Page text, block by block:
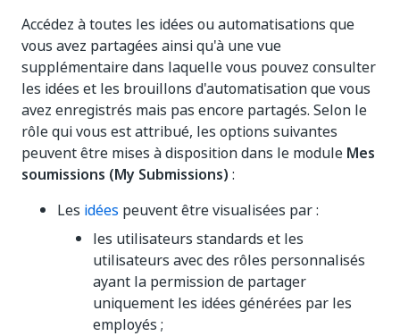
Accédez à toutes les idées ou automatisations que
vous avez partagées ainsi qu'à une vue
supplémentaire dans laquelle vous pouvez consulter
les idées et les brouillons d'automatisation que vous
avez enregistrés mais pas encore partagés. Selon le
rôle qui vous est attribué, les options suivantes
peuvent être mises à disposition dans le module Mes
soumissions (My Submissions) :
Les idées peuvent être visualisées par :
les utilisateurs standards et les
utilisateurs avec des rôles personnalisés
ayant la permission de partager
uniquement les idées générées par les
employés ;